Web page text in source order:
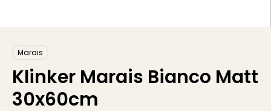
Marais
Klinker Marais Bianco Matt
30x60cm